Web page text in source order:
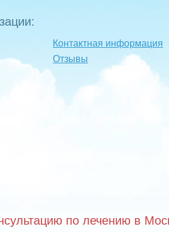
Контактная информация
Отзывы
по лечению в